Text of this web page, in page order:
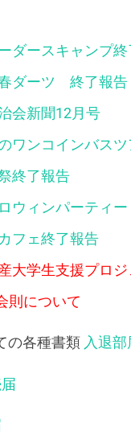
ダースキャンプ終
ダーツ 終了報告
会新聞12月号
ンコインバスツ
終了報告
ィンパーティー
フェ終了報告
学生支援プロジ
則について
の各種書類 入退部